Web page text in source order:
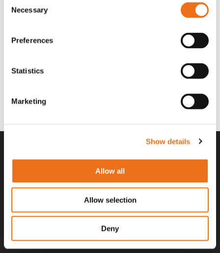
Selection
Necessary
Preferences
Statistics
Marketing
Show details
Allow all
Allow selection
Deny
Lägg till i varukorg
Rotor teeth 8t/6k 7.5Gr/8 R6/14 Rotor teeth 8t/6k 0Gr/8 R6/14
Alla priser på tillbehör och tillval gäller vid köp av ny maskin. Priserna
gäller inte vid köp av enskild produkt, till exempel